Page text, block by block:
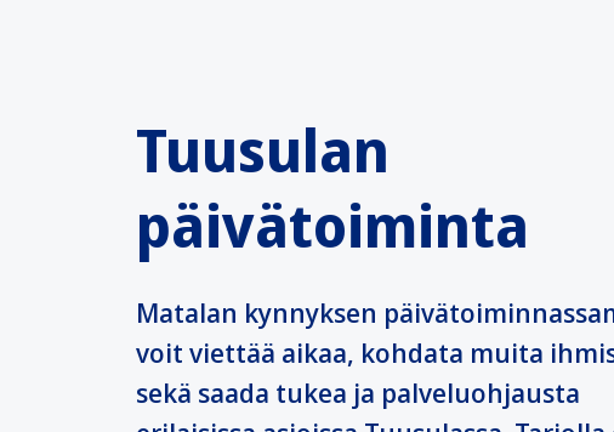
Tuusulan
päivätoiminta
Matalan kynnyksen
voit viettää aikaa, kohdata muita
sekä saada tukea ja palveluohjausta